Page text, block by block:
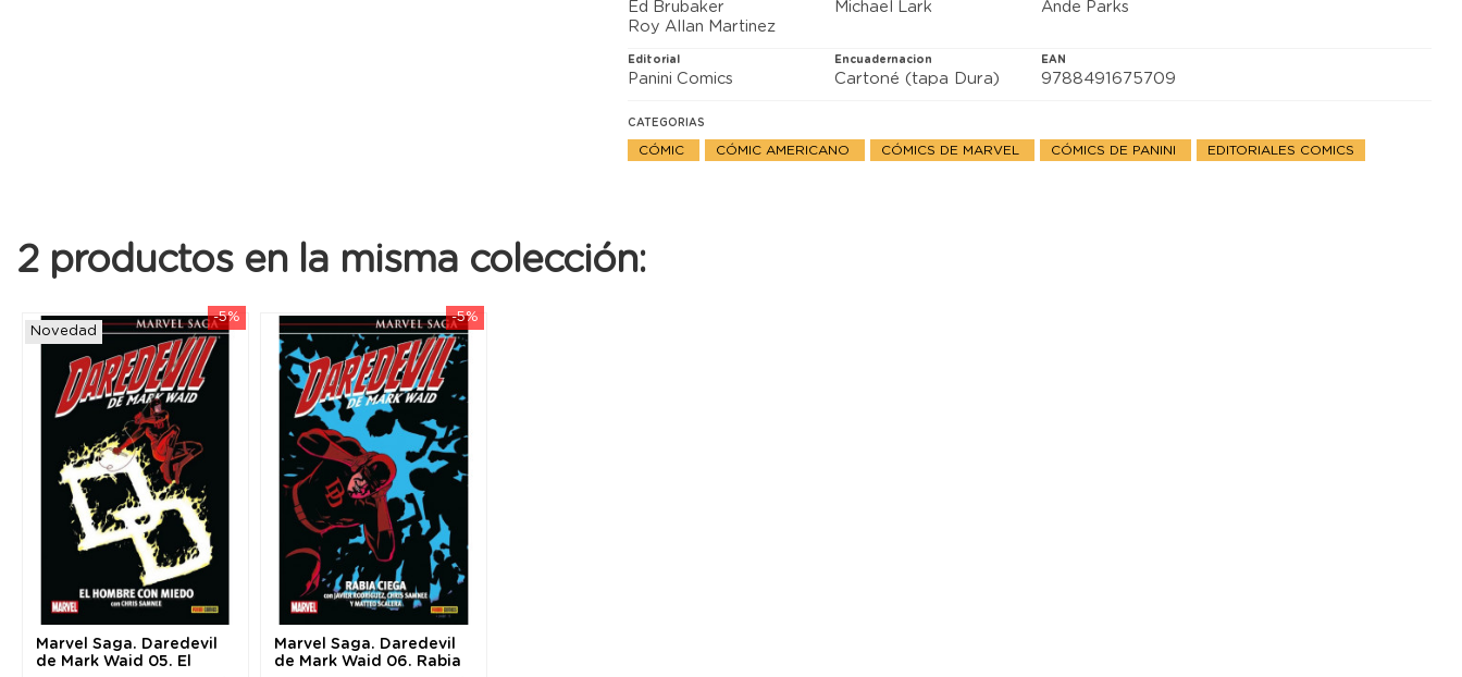
Ed Brubaker Michael Lark
Ande Parks
Roy Allan Martinez
Editorial
Panini Comics
Encuadernacion
Cartoné (tapa Dura)
EAN
9788491675709
CATEGORIAS
CÓMIC CÓMIC AMERICANO CÓMICS DE MARVEL CÓMICS DE PANINI EDITORIALES COMICS
2 productos en la misma colección:
-5%
Novedad
Marvel Saga. Daredevil
de Mark Waid 05. El
-5%
Marvel Saga. Daredevil
de Mark Waid 06. Rabia